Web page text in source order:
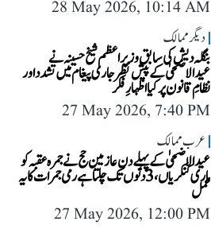
28 May 2026, 10:14 AM
دیگر ممالک
بنگلہ دیش کی سابق وزیر اعظم شیخ حسینہ نے
عیدالاضحیٰ کے پیش نظر جاری پیغام میں تشدد اور
نظامِ قانون پر کیا اظہارِ فکر
27 May 2026, 7:40 PM
عرب ممالک
عیدالاضحیٰ کے پہلے دن عازمین حج نے جمرہ عقبہ کو
ماری کنکریاں، 3 دنوں تک چلتا ہے رمی جمرات کا یہ
عمل
27 May 2026, 12:00 PM